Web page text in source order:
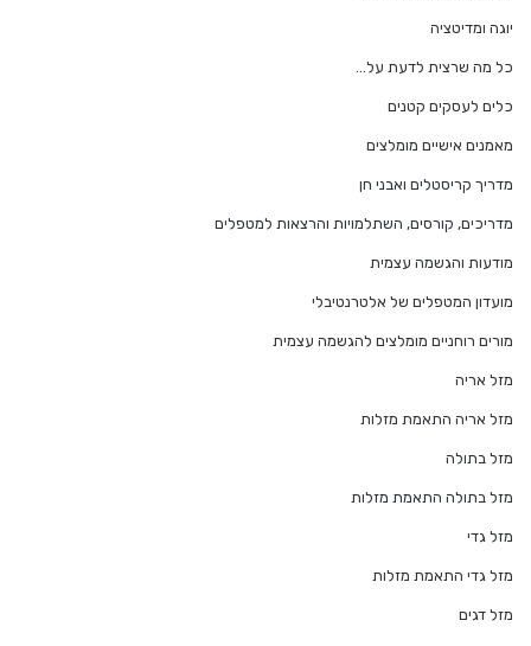
יוגה ומדיטציה
כל מה שרצית לדעת על…
כלים לעסקים קטנים
מאמנים אישיים מומלצים
מדריך קריסטלים ואבני חן
מדריכים, קורסים, השתלמויות והרצאות למטפלים
מודעות והגשמה עצמית
מועדון המטפלים של אלטרנטיבלי
מורים רוחניים מומלצים להגשמה עצמית
מזל אריה
מזל אריה התאמת מזלות
מזל בתולה
מזל בתולה התאמת מזלות
מזל גדי
מזל גדי התאמת מזלות
מזל דגים